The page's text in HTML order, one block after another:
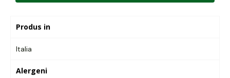
Produs in
Italia
Alergeni